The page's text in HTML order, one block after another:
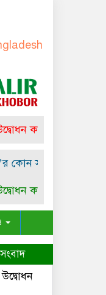
-বাংলাদেশের জাতীয়
প্রধানমন্ত্রী
সাংবিধানিক ও
প্রধানমন্ত্রী